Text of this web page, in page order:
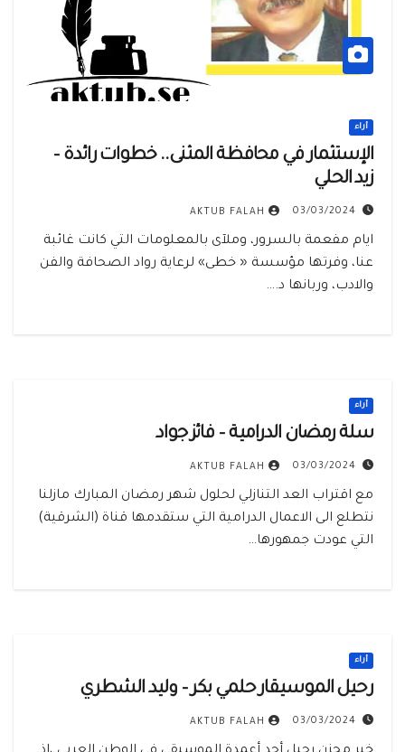
أراء
الإستثمار في محافظة المثنى.. خطوات رائدة –
زيد الحلي
03/03/2024
AKTUB FALAH
ايام مفعمة بالسرور، وملآى بالمعلومات التي كانت غائبة
عنا، وفرتها مؤسسة « خطى» لرعاية رواد الصحافة والفن
والادب، وربانها د.…
أراء
سلة رمضان الدرامية – فائز جواد
03/03/2024
AKTUB FALAH
مع اقتراب العد التنازلي لحلول شهر رمضان المبارك مازلنا
نتطلع الى الاعمال الدرامية التي ستقدمها قناة (الشرقية)
التي عودت جمهورها…
أراء
رحيل الموسيقار حلمي بكر – وليد الشطري
03/03/2024
AKTUB FALAH